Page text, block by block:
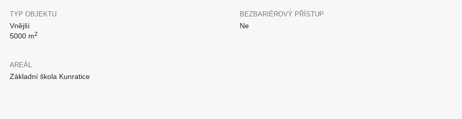
TYP OBJEKTU
Vnější
5000 m2
BEZBARIÉROVÝ PŘÍSTUP
Ne
AREÁL
Základní škola Kunratice